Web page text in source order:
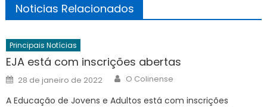
Noticias Relacionados
Principais Notícias
EJA está com inscrições abertas
Posted
on
28 de janeiro de 2022 Author
O Colinense
A Educação de Jovens e Adultos está com inscrições